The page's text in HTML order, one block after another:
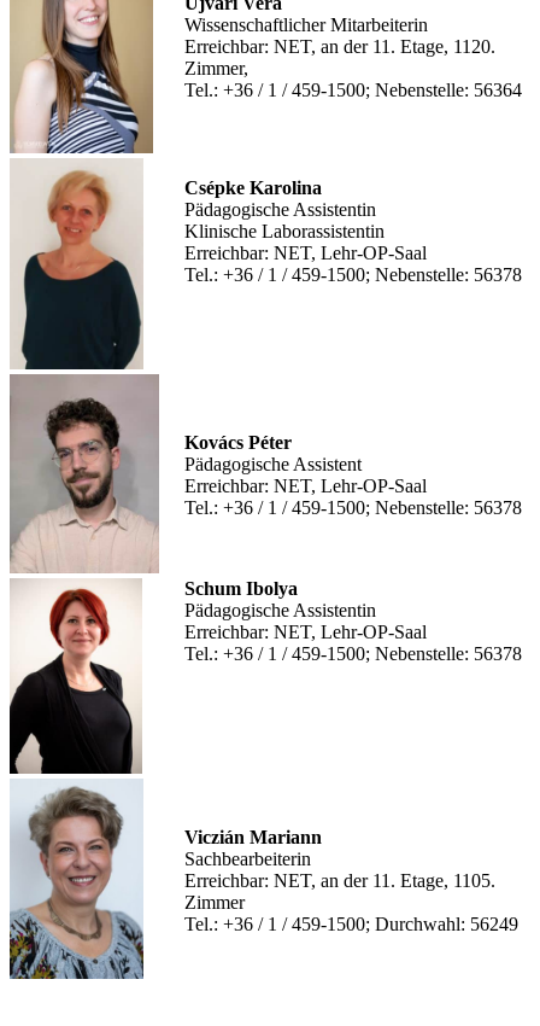
Wissenschaftlicher Mitarbeiterin
Erreichbar: NET, an der 11. Etage, 1120.
Zimmer,
Tel.: +36 / 1 / 459-1500; Nebenstelle: 56364
Csépke Karolina
Pädagogische Assistentin
Klinische Laborassistentin
Erreichbar: NET, Lehr-OP-Saal
Tel.: +36 / 1 / 459-1500; Nebenstelle: 56378
Kovács Péter
Pädagogische Assistent
Erreichbar: NET, Lehr-OP-Saal
Tel.: +36 / 1 / 459-1500; Nebenstelle: 56378
Schum Ibolya
Pädagogische Assistentin
Erreichbar: NET, Lehr-OP-Saal
Tel.: +36 / 1 / 459-1500; Nebenstelle: 56378
Viczián Mariann
Sachbearbeiterin
Erreichbar: NET, an der 11. Etage, 1105.
Zimmer
Tel.: +36 / 1 / 459-1500; Durchwahl: 56249